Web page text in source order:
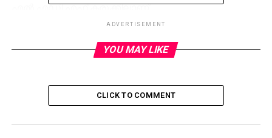
എല്‍.എഡി.എഫ് കരുക്കിലാണ്.
അപകീര്‍ത്തിപ്പെടുത്തുന്ന ചോദ്യകടലാസ്
വിഷയങ്ങളില്‍ സിലബസിനു പുറത്തുള്ളതും
കട്ടിയേറിയതുമായി ചോദ്യങ്ങള്‍ ഉള്‍പ്പെടുത്തിയത്
ആദ്യ വിവാദം. അതിനു ശേഷം ഹയര്‍സെക്കന്ററി
ADVERTISEMENT
YOU MAY LIKE
CLICK TO COMMENT